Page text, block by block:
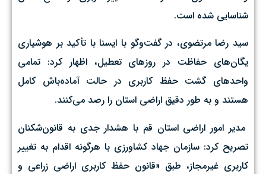
شناسایی شده است. ‌
سید رضا مرتضوی، در گفت‌وگو با ایسنا با تأکید بر هوشیاری
یگان‌های حفاظت در روزهای تعطیل، اظهار کرد: تمامی
واحدهای گشت حفظ کاربری در حالت آماده‌باش کامل
هستند و به طور دقیق اراضی استان را رصد می‌کنند.
مدیر امور اراضی استان قم با هشدار جدی به قانون‌شکنان
تصریح کرد: سازمان جهاد کشاورزی با هرگونه اقدام به تغییر
کاربری غیرمجاز، طبق «قانون حفظ کاربری اراضی زراعی و